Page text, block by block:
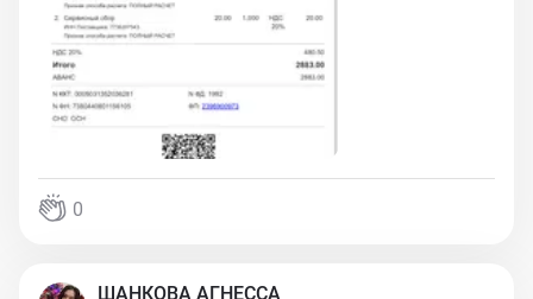
0
ШАНКОВА АГНЕССА